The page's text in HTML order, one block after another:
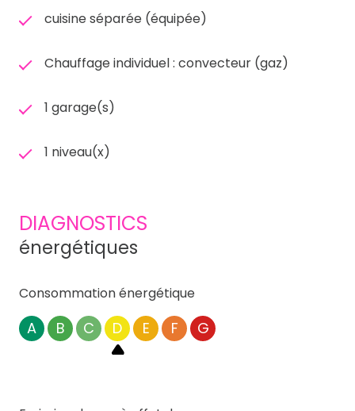
cuisine séparée (équipée)
Chauffage individuel : convecteur (gaz)
1 garage(s)
1 niveau(x)
DIAGNOSTICS
énergétiques
Consommation énergétique
A B C D E F G